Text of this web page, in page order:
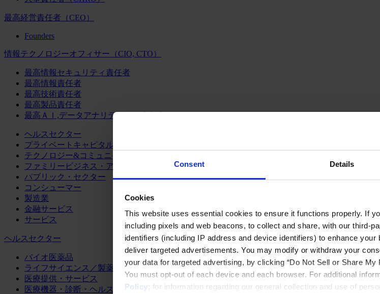
Consent Details
Cookies
This website uses essential cookies to ensure it functions properly. If
including pixels and web beacons, to collect and share, with our third-
identifiers (including IP address and device identifiers) to enhance
deliver targeted advertisements. You may modify or withdraw your
your data for targeted advertising, by clicking “Do Not Sell or Share
You must opt-out of each device and each browser. For additional
Policy; for information regarding our general collection and use of
最高経営責任者（CEO）
Founders
情報テクノロジーオフィサー（CIO, CTO）
最高情報セキュリティ責任者
最高情報責任者
最高技術責任者
最高製品責任者
最高ＡＩ,データアナリティクス責任者
ヘルスセクター
プライベートキャピタル
テクノロジー&コミュニケーション
ファミリービジネス・アドバイザリー
パブリック・セクター
コンシューマー
製造業
金融サービス
サービス
ヘルスセクター
バイオ医薬品
ライフサイエンス／製薬
医療提供・サービス
医療機器・診断・ヘルスケアテクノロジー